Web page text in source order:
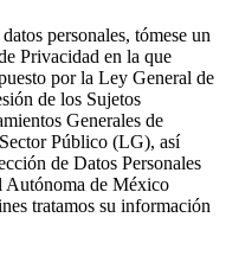
personales, tómese un
Privacidad en la que
por la Ley General de
de los Sujetos
Generales de
Público (LG), así
de Datos Personales
Autónoma de México
tratamos su información